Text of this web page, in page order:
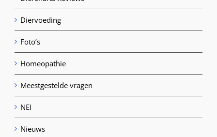
Diervoeding
Foto’s
Homeopathie
Meestgestelde vragen
NEI
Nieuws